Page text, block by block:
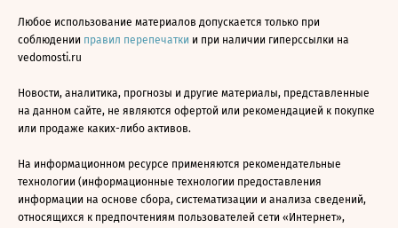
Любое использование материалов допускается только при
соблюдении правил перепечатки и при наличии гиперссылки на
vedomosti.ru
Новости, аналитика, прогнозы и другие материалы, представленные
на данном сайте, не являются офертой или рекомендацией к покупке
или продаже каких-либо активов.
На информационном ресурсе применяются рекомендательные
технологии (информационные технологии предоставления
информации на основе сбора, систематизации и анализа сведений,
относящихся к предпочтениям пользователей сети «Интернет»,